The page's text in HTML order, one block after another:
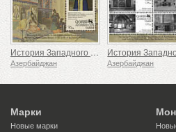
История Западного Азербайджана - Последний Иреванский хан
Азербайджан Азербайджан
Марки
Новые марки